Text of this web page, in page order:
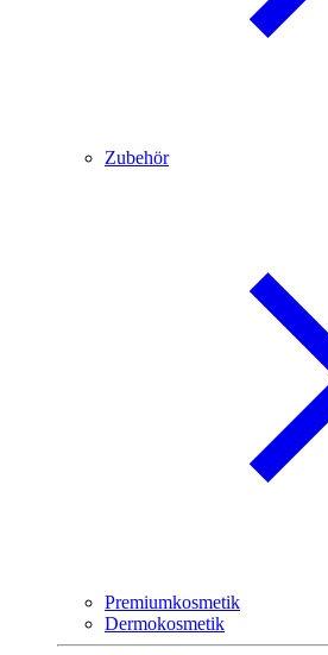
Zubehör
Premiumkosmetik
Dermokosmetik